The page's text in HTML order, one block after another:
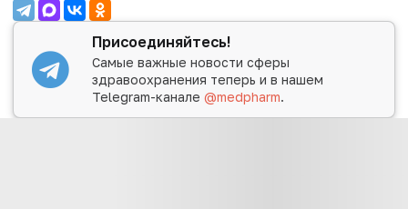
Присоединяйтесь!
Самые важные новости сферы
здравоохранения теперь и в нашем
Telegram-канале@medpharm.